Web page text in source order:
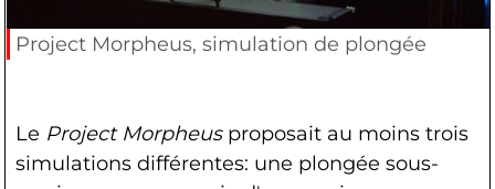
Project Morpheus, simulation de plongée
Le Project Morpheusproposait au moins trois
simulations différentes: une plongée sous-